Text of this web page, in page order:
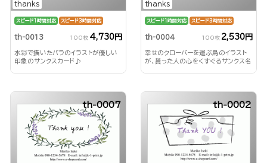
thanks
スピード1時間対応 スピード3時間対応
th-0013 100枚 4,730円
水彩で描いたバラのイラストが優しい
印象のサンクスカード♪
thanks
スピード1時間対応 スピード3時間対応
th-0004 100枚 2,530円
幸せのクローバーを運ぶ鳥のイラスト
が、貰った人の心をくすぐるサンクス名
th-0007 th-0002